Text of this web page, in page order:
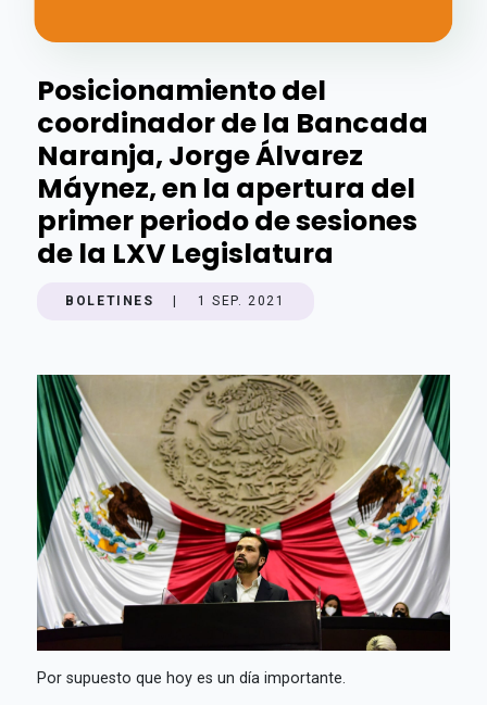
Posicionamiento del
coordinador de la Bancada
Naranja, Jorge Álvarez
Máynez, en la apertura del
primer periodo de sesiones
de la LXV Legislatura
BOLETINES 1 SEP. 2021
Por supuesto que hoy es un día importante.